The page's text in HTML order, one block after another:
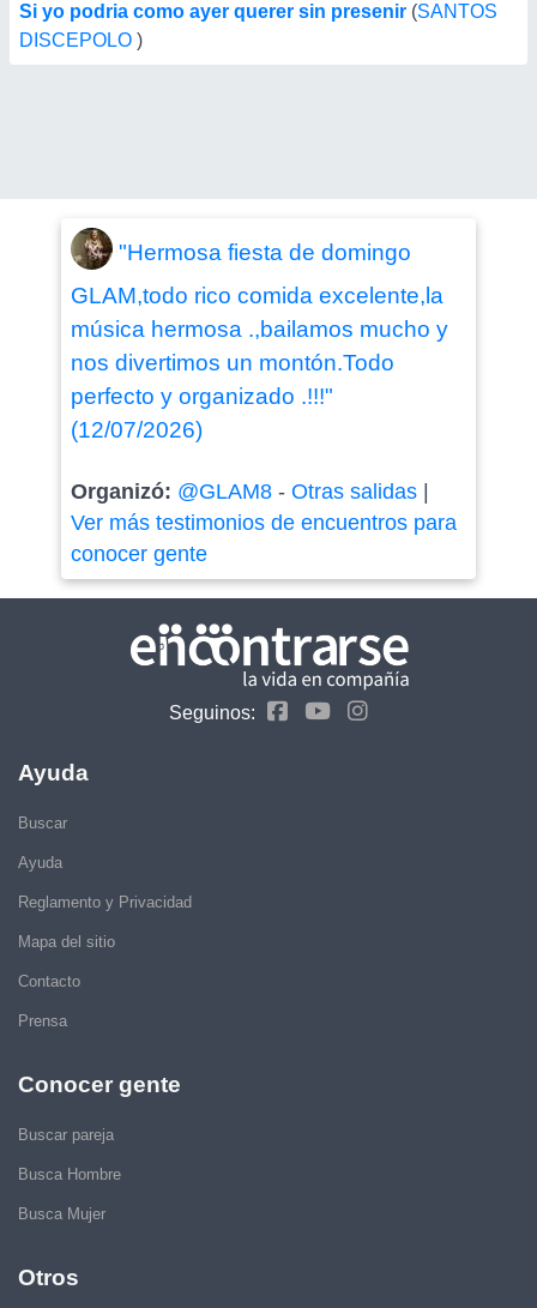
Si yo podria como ayer querer sin presenir (SANTOS
DISCEPOLO )
"Hermosa fiesta de domingo
GLAM,todo rico comida excelente,la
música hermosa .,bailamos mucho y
nos divertimos un montón.Todo
perfecto y organizado .!!!"
(12/07/2026)
Organizó: @GLAM8- Otras salidas|
Ver más testimonios de encuentros para
conocer gente
Seguinos:
Ayuda
Buscar
Ayuda
Reglamento y Privacidad
Mapa del sitio
Contacto
Prensa
Conocer gente
Buscar pareja
Busca Hombre
Busca Mujer
Otros